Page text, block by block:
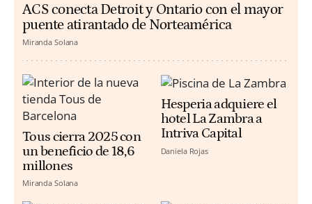
ACS conecta Detroit y Ontario con el mayor
puente atirantado de Norteamérica
Miranda Solana
Tous cierra 2025 con
un beneficio de 18,6
millones
Miranda Solana
Hesperia adquiere el
hotel La Zambra a
Intriva Capital
Daniela Rojas